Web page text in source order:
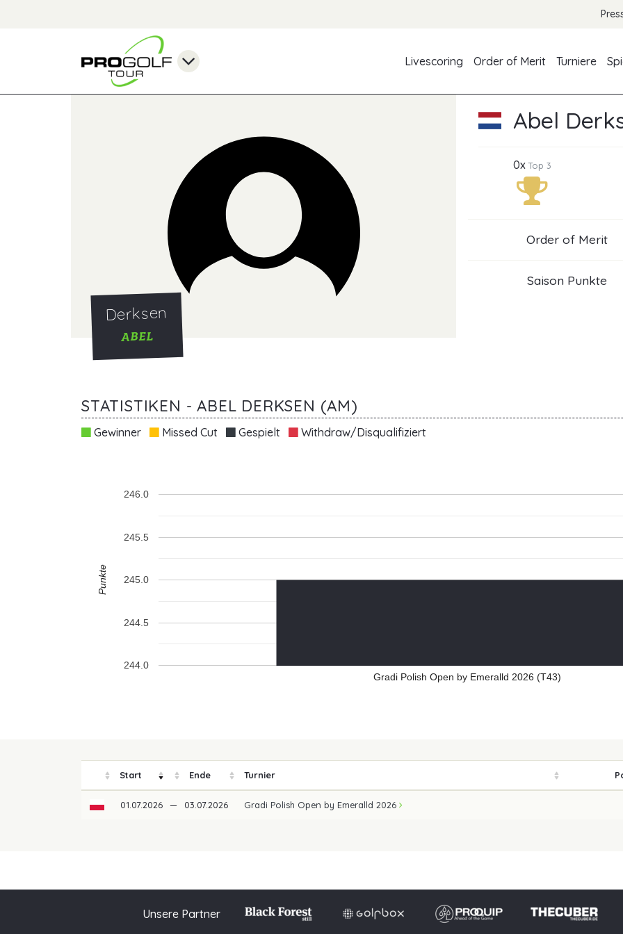
Livescoring
Order of Merit Turniere
Derksen
ABEL
Abel
0xTop 3
Order of Merit
Saison Punkte
STATISTIKEN - ABEL DERKSEN (AM)
Gewinner Missed Cut Gespielt Withdraw/Disqualifiziert
Gradi Polish Open by Emeralld 2026 (T43)
244.0
244.5
245.0
245.5
246.0
Punkte
Start Ende Turnier
01.07.2026 — 03.07.2026 Gradi Polish Open by Emeralld 2026
Unsere Partner